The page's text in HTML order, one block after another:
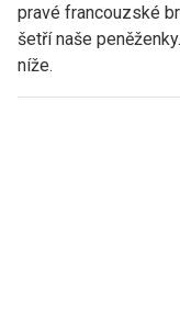
pravé francouzské
šetří naše
níže.